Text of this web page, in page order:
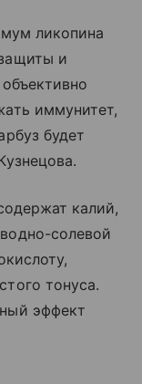
ликопина
и
иммунитет,
будет
калий,
солевой
тонуса.
эффект